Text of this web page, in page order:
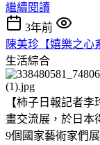
繼續閱讀
3年前
陳美珍【嬉樂之心
生活綜合
【柿子日報記者
畫交流展，於日本
9個國家藝術家們